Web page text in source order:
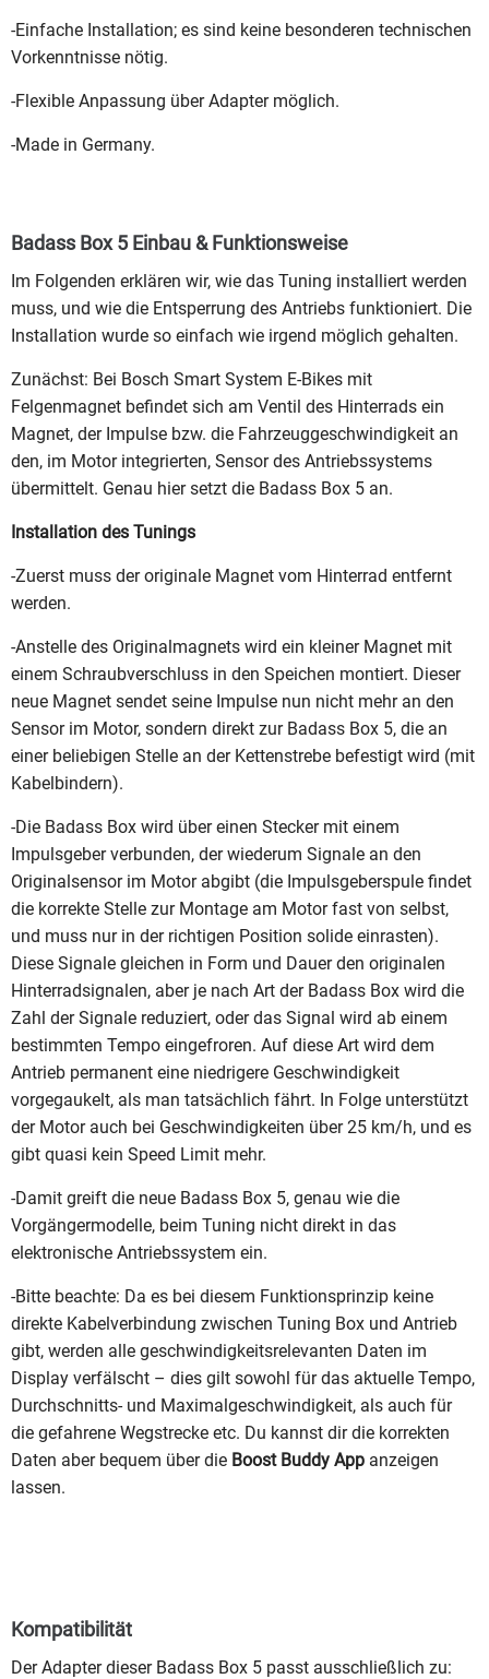
-Einfache Installation; es sind keine besonderen technischen
Vorkenntnisse nötig.
-Flexible Anpassung über Adapter möglich.
-Made in Germany.
Badass Box 5 Einbau & Funktionsweise
Im Folgenden erklären wir, wie das Tuning installiert werden
muss, und wie die Entsperrung des Antriebs funktioniert. Die
Installation wurde so einfach wie irgend möglich gehalten.
Zunächst: Bei Bosch Smart System E-Bikes mit
Felgenmagnet befindet sich am Ventil des Hinterrads ein
Magnet, der Impulse bzw. die Fahrzeuggeschwindigkeit an
den, im Motor integrierten, Sensor des Antriebssystems
übermittelt. Genau hier setzt die Badass Box 5 an.
Installation des Tunings
-Zuerst muss der originale Magnet vom Hinterrad entfernt
werden.
-Anstelle des Originalmagnets wird ein kleiner Magnet mit
einem Schraubverschluss in den Speichen montiert. Dieser
neue Magnet sendet seine Impulse nun nicht mehr an den
Sensor im Motor, sondern direkt zur Badass Box 5, die an
einer beliebigen Stelle an der Kettenstrebe befestigt wird (mit
Kabelbindern).
-Die Badass Box wird über einen Stecker mit einem
Impulsgeber verbunden, der wiederum Signale an den
Originalsensor im Motor abgibt (die Impulsgeberspule findet
die korrekte Stelle zur Montage am Motor fast von selbst,
und muss nur in der richtigen Position solide einrasten).
Diese Signale gleichen in Form und Dauer den originalen
Hinterradsignalen, aber je nach Art der Badass Box wird die
Zahl der Signale reduziert, oder das Signal wird ab einem
bestimmten Tempo eingefroren. Auf diese Art wird dem
Antrieb permanent eine niedrigere Geschwindigkeit
vorgegaukelt, als man tatsächlich fährt. In Folge unterstützt
der Motor auch bei Geschwindigkeiten über 25 km/h, und es
gibt quasi kein Speed Limit mehr.
-Damit greift die neue Badass Box 5, genau wie die
Vorgängermodelle, beim Tuning nicht direkt in das
elektronische Antriebssystem ein.
-Bitte beachte: Da es bei diesem Funktionsprinzip keine
direkte Kabelverbindung zwischen Tuning Box und Antrieb
gibt, werden alle geschwindigkeitsrelevanten Daten im
Display verfälscht – dies gilt sowohl für das aktuelle Tempo,
Durchschnitts- und Maximalgeschwindigkeit, als auch für
die gefahrene Wegstrecke etc. Du kannst dir die korrekten
Daten aber bequem über die Boost Buddy App anzeigen
lassen.
Kompatibilität
Der Adapter dieser Badass Box 5 passt ausschließlich zu: